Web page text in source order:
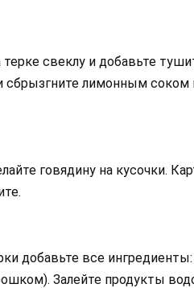
терке свеклу и добавьте
лимонным соком
говядину на кусочки.
добавьте все
Залейте продукты